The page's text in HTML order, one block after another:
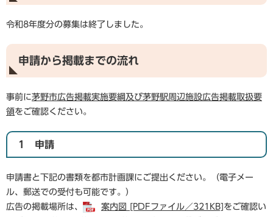
令和8年度分の募集は終了しました。
申請から掲載までの流れ
事前に茅野市広告掲載実施要綱及び茅野駅周辺施設広告掲載取扱要
領をご確認ください。
1 申請
申請書と下記の書類を都市計画課にご提出ください。（電子メー
ル、郵送での受付も可能です。）
広告の掲載場所は、
案内図 [PDFファイル／321KB] をご確認い